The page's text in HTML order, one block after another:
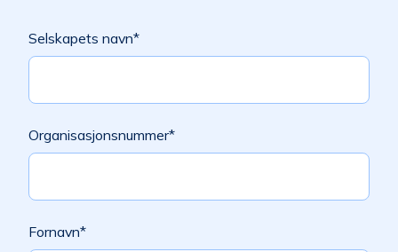
Selskapets navn*
Organisasjonsnummer*
Fornavn*